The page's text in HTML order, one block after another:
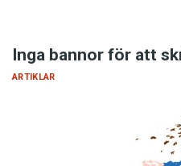
Inga bannor för att
ARTIKLAR